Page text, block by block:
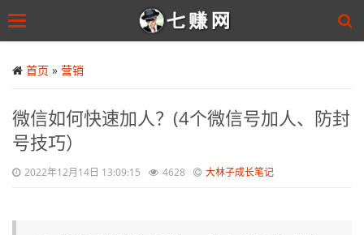
to
main
Toggle
首页 » 营销
微信如何快速加人？(4个微信号加人、防封
号技巧）
2022年12月14日 13:09:15 4628 大林子成长笔记